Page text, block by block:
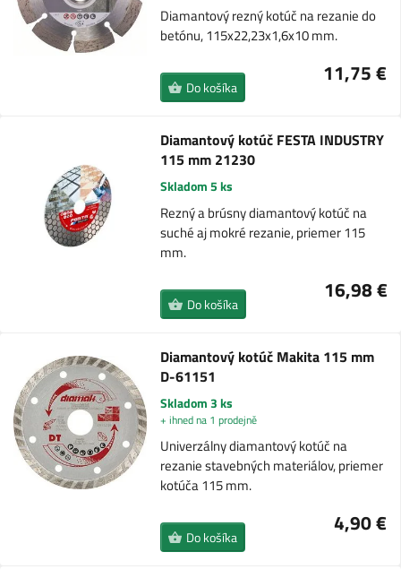
Diamantový rezný kotúč na rezanie do
betónu, 115x22,23x1,6x10 mm.
11,75 €
Do košíka
Diamantový kotúč FESTA INDUSTRY
115 mm 21230
Skladom 5 ks
Rezný a brúsny diamantový kotúč na
suché aj mokré rezanie, priemer 115
mm.
16,98 €
Do košíka
Diamantový kotúč Makita 115 mm
D-61151
Skladom 3 ks
+ ihned na 1 prodejně
Univerzálny diamantový kotúč na
rezanie stavebných materiálov, priemer
kotúča 115 mm.
4,90 €
Do košíka